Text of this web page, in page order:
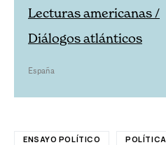
Lecturas americanas /
Diálogos atlánticos
España
ENSAYO POLÍTICO POLÍTICA